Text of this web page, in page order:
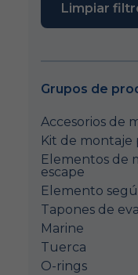
Limpiar
Grupos de
Accesorios de
Kit de
Elementos de
escape
Elemento
Tapones de
Marine
Tuerca
O-rings